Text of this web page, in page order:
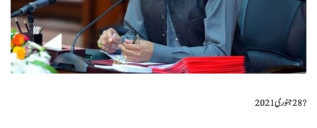
?️28 جنوری 2021